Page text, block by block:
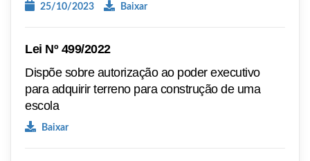
25/10/2023 Baixar
Lei Nº 499/2022
Dispõe sobre autorização ao poder executivo
para adquirir terreno para construção de uma
escola
Baixar